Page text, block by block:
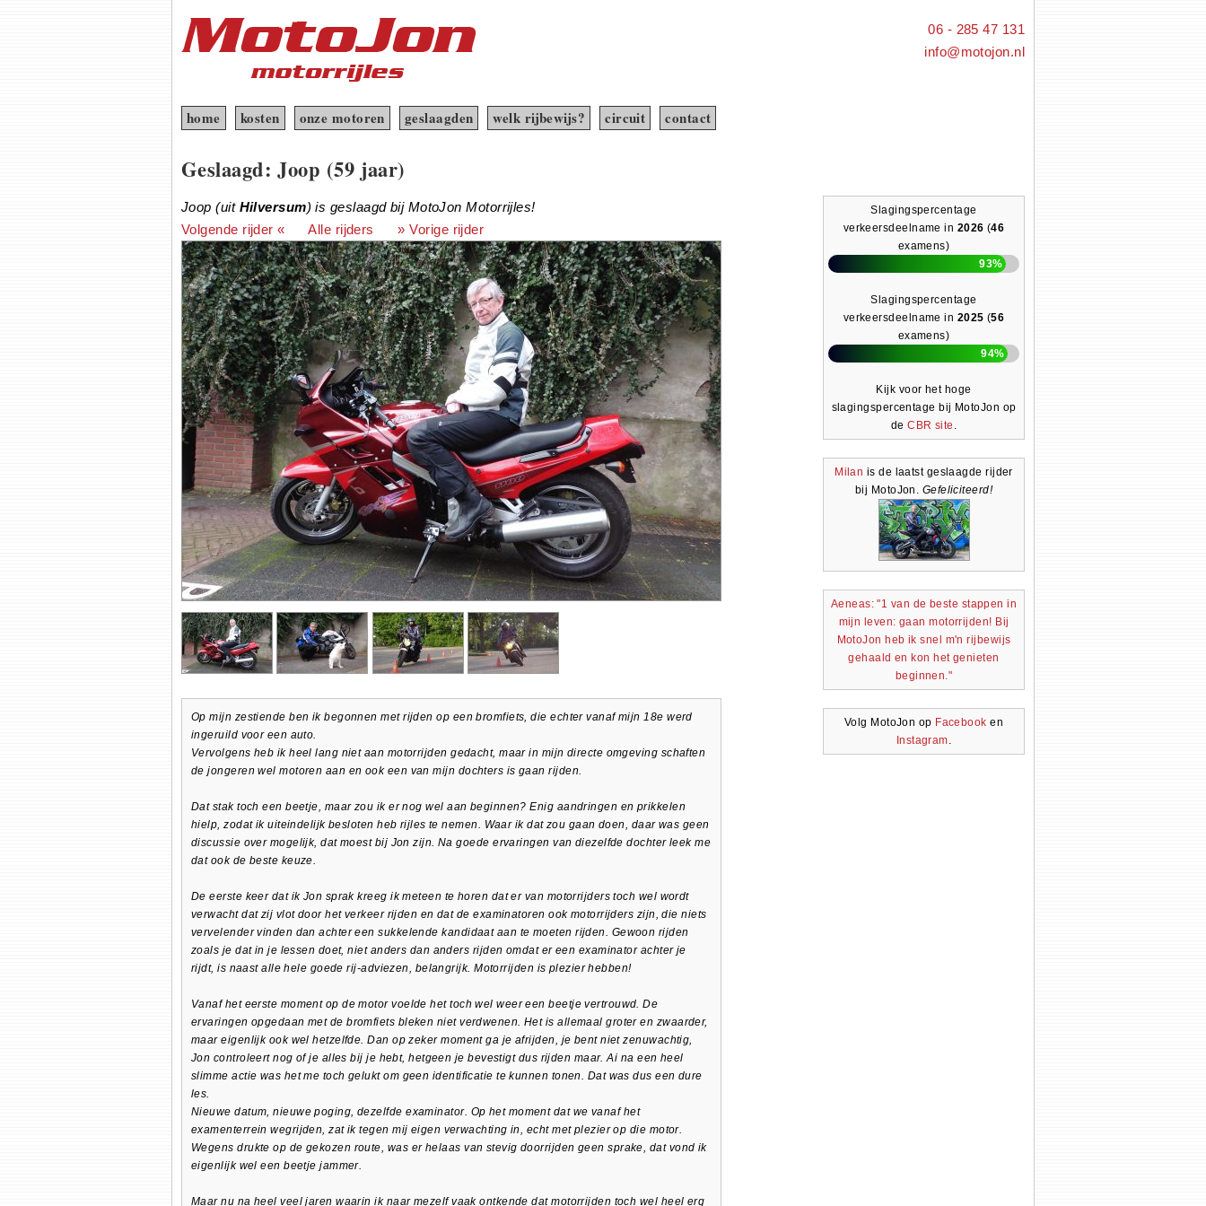
06 - 285 47 131
info@motojon.nl
home kosten onze motoren geslaagden welk rijbewijs? circuit contact
Geslaagd: Joop (59 jaar)
Joop (uit Hilversum) is geslaagd bij MotoJon Motorrijles!
Volgende rijder «
Alle rijders » Vorige rijder
Op mijn zestiende ben ik begonnen met rijden op een bromfiets, die echter vanaf mijn 18e werd
ingeruild voor een auto.
Vervolgens heb ik heel lang niet aan motorrijden gedacht, maar in mijn directe omgeving schaften
de jongeren wel motoren aan en ook een van mijn dochters is gaan rijden.
Dat stak toch een beetje, maar zou ik er nog wel aan beginnen? Enig aandringen en prikkelen
hielp, zodat ik uiteindelijk besloten heb rijles te nemen. Waar ik dat zou gaan doen, daar was geen
discussie over mogelijk, dat moest bij Jon zijn. Na goede ervaringen van diezelfde dochter leek me
dat ook de beste keuze.
De eerste keer dat ik Jon sprak kreeg ik meteen te horen dat er van motorrijders toch wel wordt
verwacht dat zij vlot door het verkeer rijden en dat de examinatoren ook motorrijders zijn, die niets
vervelender vinden dan achter een sukkelende kandidaat aan te moeten rijden. Gewoon rijden
zoals je dat in je lessen doet, niet anders dan anders rijden omdat er een examinator achter je
rijdt, is naast alle hele goede rij-adviezen, belangrijk. Motorrijden is plezier hebben!
Vanaf het eerste moment op de motor voelde het toch wel weer een beetje vertrouwd. De
ervaringen opgedaan met de bromfiets bleken niet verdwenen. Het is allemaal groter en zwaarder,
maar eigenlijk ook wel hetzelfde. Dan op zeker moment ga je afrijden, je bent niet zenuwachtig,
Jon controleert nog of je alles bij je hebt, hetgeen je bevestigt dus rijden maar. Ai na een heel
slimme actie was het me toch gelukt om geen identificatie te kunnen tonen. Dat was dus een dure
les.
Nieuwe datum, nieuwe poging, dezelfde examinator. Op het moment dat we vanaf het
examenterrein wegrijden, zat ik tegen mij eigen verwachting in, echt met plezier op die motor.
Wegens drukte op de gekozen route, was er helaas van stevig doorrijden geen sprake, dat vond ik
eigenlijk wel een beetje jammer.
Maar nu na heel veel jaren waarin ik naar mezelf vaak ontkende dat motorrijden toch wel heel erg
Slagingspercentage
verkeersdeelname in 2026 (46
examens)
93%
Slagingspercentage
verkeersdeelname in 2025 (56
examens)
94%
Kijk voor het hoge
slagingspercentage bij MotoJon op
deCBR site .
Milan is de laatst geslaagde rijder
bij MotoJon. Gefeliciteerd!
Aeneas: "1 van de beste stappen in
mijn leven: gaan motorrijden! Bij
MotoJon heb ik snel m'n rijbewijs
gehaald en kon het genieten
beginnen."
Volg MotoJon op Facebook en
Instagram.